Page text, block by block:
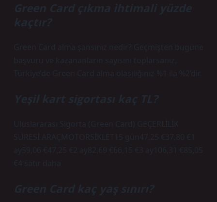
Green Card çıkma ihtimali yüzde
kaçtır?
Green Card alma şansınız nedir? Geçmişten bugüne
başvuru ve kazananların sayısını toplarsanız,
Türkiye’de Green Card alma olasılığınız %1 ila %2’dir.
Yeşil kart sigortası kaç TL?
Uluslararası Sigorta (Green Card) GEÇERLİLİK
SÜRESİ ARAÇMOTORSİKLET15 gün47,25 €37,80 €1
ay59,06 €47,25 €2 ay82,69 €66,15 €3 ay106,31 €85,05
€4 satır daha
Green Card kaç yaş sınırı?